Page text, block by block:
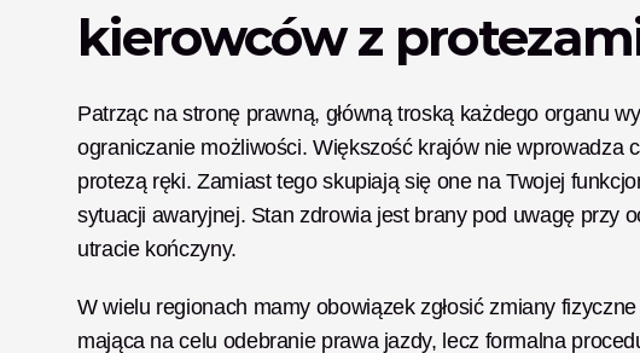
kierowców z
Patrząc na stronę prawną, główną troską każdego organu
ograniczanie możliwości. Większość krajów nie wprowadza
protezą ręki. Zamiast tego skupiają się one na Twojej
sytuacji awaryjnej. Stan zdrowia jest brany pod uwagę przy
utracie kończyny.
W wielu regionach mamy obowiązek zgłosić zmiany
mająca na celu odebranie prawa jazdy, lecz formalna